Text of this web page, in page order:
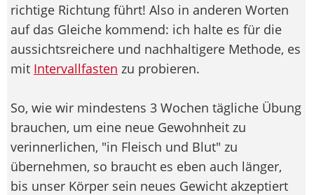
richtige Richtung führt! Also in anderen Worten
auf das Gleiche kommend: ich halte es für die
aussichtsreichere und nachhaltigere Methode, es
mit Intervallfasten zu probieren.
So, wie wir mindestens 3 Wochen tägliche Übung
brauchen, um eine neue Gewohnheit zu
verinnerlichen, "in Fleisch und Blut" zu
übernehmen, so braucht es eben auch länger,
bis unser Körper sein neues Gewicht akzeptiert